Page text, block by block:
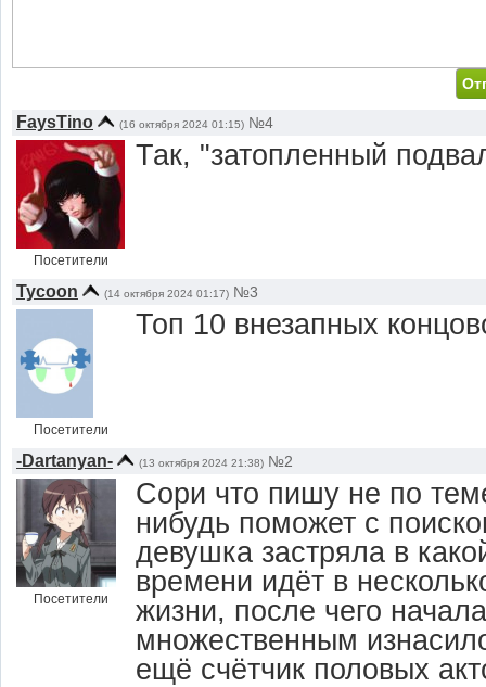
FaysTino (16 октября 2024 01:15) №4
Посетители
Так, "затопленный
Tycoon (14 октября 2024 01:17) №3
Посетители
Топ 10 внезапных
-Dartanyan- (13 октября 2024 21:38) №2
Посетители
Сори что пишу не по
нибудь поможет с
девушка застряла в
времени идёт в
жизни, после чего
множественным
ещё счётчик половых